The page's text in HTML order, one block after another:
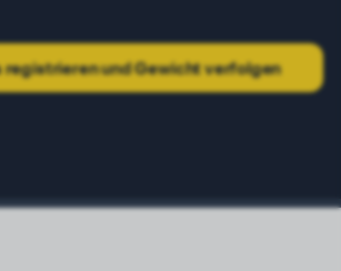
registrieren und Gewicht verfolgen